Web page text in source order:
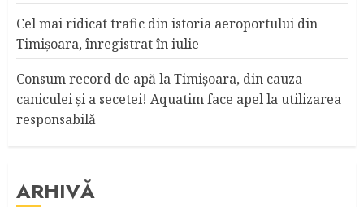
Cel mai ridicat trafic din istoria aeroportului din
Timişoara, înregistrat în iulie
Consum record de apă la Timişoara, din cauza
caniculei şi a secetei! Aquatim face apel la utilizarea
responsabilă
ARHIVĂ